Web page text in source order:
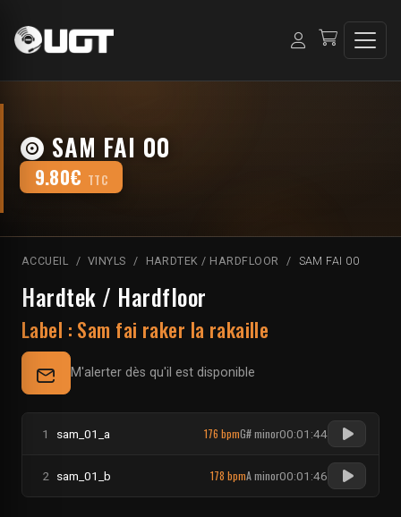
SAM FAI 00
9.80€ TTC
ACCUEIL VINYLS HARDTEK / HARDFLOOR SAM FAI 00
Hardtek / Hardfloor
Label : Sam fai raker la rakaille
M'alerter dès qu'il est disponible
1 sam_01_a 176 bpmG# minor00:01:44
2 sam_01_b 178 bpmA minor00:01:46